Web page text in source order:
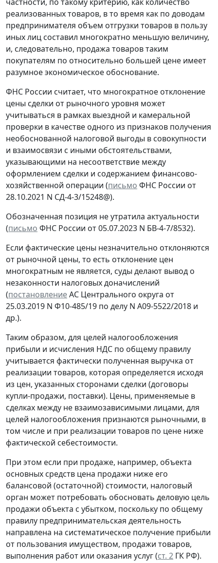
реализованных товаров, в то время как по доводам
предпринимателя объем отгрузки товаров в пользу
иных лиц составил многократно меньшую величину,
и, следовательно, продажа товаров таким
покупателям по относительно большей цене имеет
разумное экономическое обоснование.
ФНС России считает, что многократное отклонение
цены сделки от рыночного уровня может
учитываться в рамках выездной и камеральной
проверки в качестве одного из признаков получения
необоснованной налоговой выгоды в совокупности
и взаимосвязи с иными обстоятельствами,
указывающими на несоответствие между
оформлением сделки и содержанием финансово-
хозяйственной операции (письмо ФНС России от
28.10.2021 N СД-4-3/15248@).
Обозначенная позиция не утратила актуальности
(письмо ФНС России от 05.07.2023 N БВ-4-7/8532).
Если фактические цены незначительно отклоняются
от рыночной цены, то есть отклонение цен
многократным не является, суды делают вывод о
незаконности налоговых доначислений
(постановлениеАС Центрального округа от
25.03.2019 N Ф10-485/19 по делу N А09-5522/2018 и
др.).
Таким образом, для целей налогообложения
прибыли и исчисления НДС по общему правилу
учитывается фактически полученная выручка от
реализации товаров, которая определяется исходя
из цен, указанных сторонами сделки (договоры
купли-продажи, поставки). Цены, применяемые в
сделках между не взаимозависимыми лицами, для
целей налогообложения признаются рыночными, в
том числе и при реализации товаров по цене ниже
фактической себестоимости.
При этом если при продаже, например, объекта
основных средств цена продажи ниже его
балансовой (остаточной) стоимости, налоговый
орган может потребовать обосновать деловую цель
продажи объекта с убытком, поскольку по общему
правилу предпринимательская деятельность
направлена на систематическое получение прибыли
от пользования имуществом, продажи товаров,
выполнения работ или оказания услуг (ст. 2 ГК РФ).